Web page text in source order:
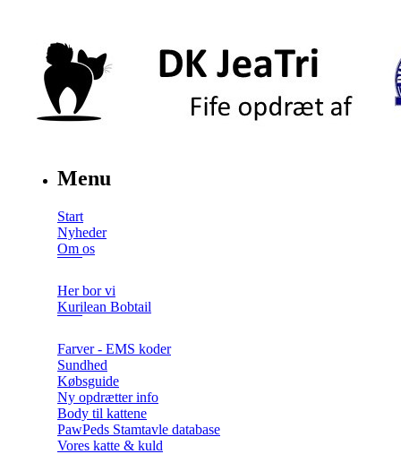
Menu
Start
Nyheder
Om os
Her bor vi
Kurilean Bobtail
Farver - EMS koder
Sundhed
Købsguide
Ny opdrætter info
Body til kattene
PawPeds Stamtavle database
Vores katte & kuld